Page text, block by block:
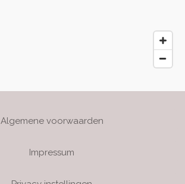
Algemene voorwaarden
Impressum